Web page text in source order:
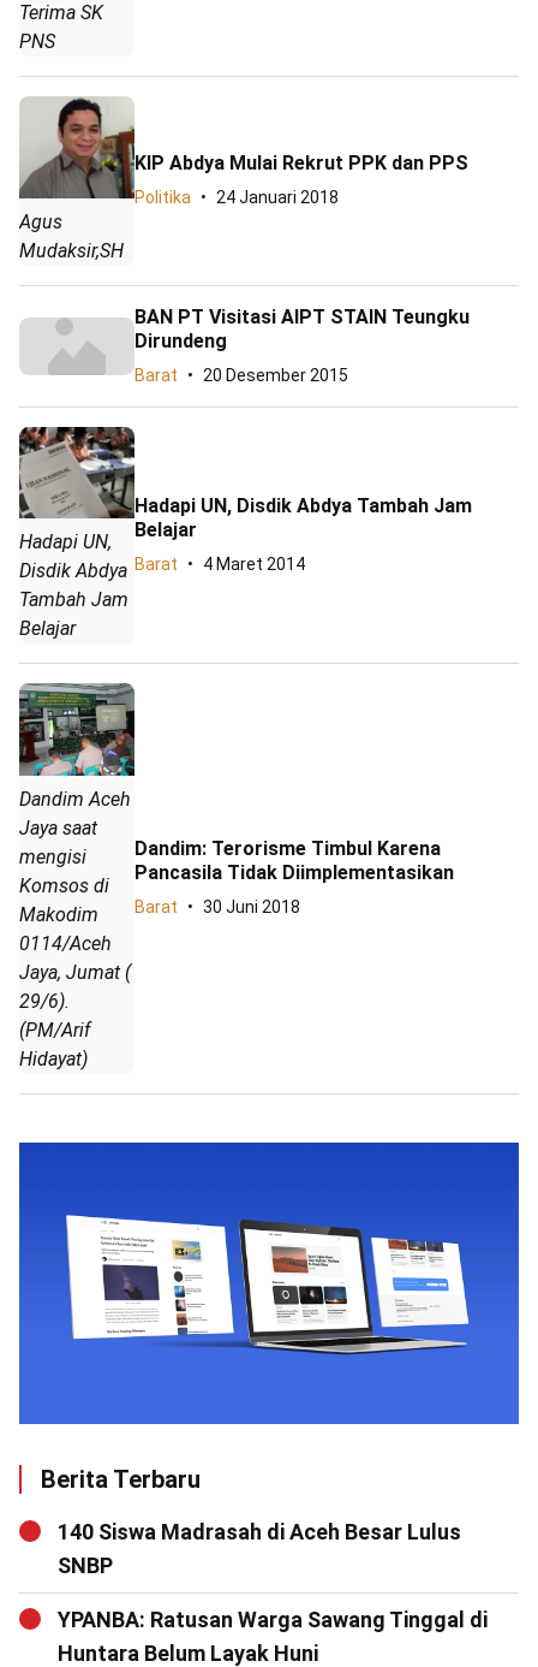
Terima SK
PNS
Agus
Mudaksir,SH
KIP Abdya Mulai Rekrut PPK dan PPS
Politika 24 Januari 2018
BAN PT Visitasi AIPT STAIN Teungku
Dirundeng
Barat 20 Desember 2015
Hadapi UN,
Disdik Abdya
Tambah Jam
Belajar
Hadapi UN, Disdik Abdya Tambah Jam
Belajar
Barat 4 Maret 2014
Dandim Aceh
Jaya saat
mengisi
Komsos di
Makodim
0114/Aceh
Jaya, Jumat (
29/6).
(PM/Arif
Hidayat)
Dandim: Terorisme Timbul Karena
Pancasila Tidak Diimplementasikan
Barat 30 Juni 2018
Berita Terbaru
140 Siswa Madrasah di Aceh Besar Lulus
SNBP
YPANBA: Ratusan Warga Sawang Tinggal di
Huntara Belum Layak Huni